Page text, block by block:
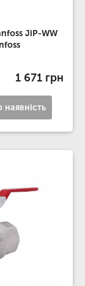
JiP-WW
1 671 грн
наявність